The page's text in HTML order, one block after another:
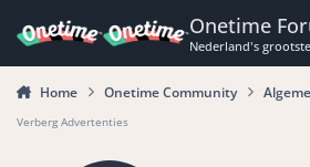
Onetime
Nederland's
Home Onetime Community
Verberg Advertenties